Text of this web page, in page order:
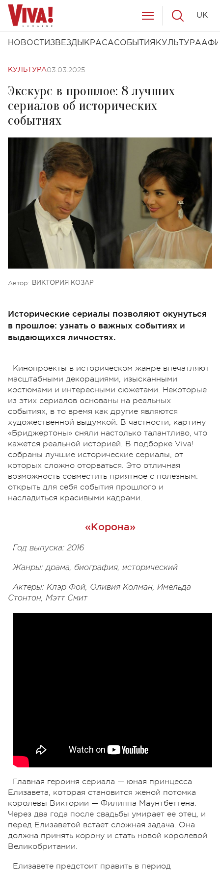
НОВОСТИ ЗВЕЗДЫ КРАСАСОБЫТИЯ КУЛЬТУРА
UK
КУЛЬТУРА03.03.2025
Экскурс в прошлое: 8 лучших
сериалов об исторических
событиях
Автор: ВИКТОРИЯ КОЗАР
Исторические сериалы позволяют окунуться
в прошлое: узнать о важных событиях и
выдающихся личностях.
Кинопроекты в историческом жанре впечатляют
масштабными декорациями, изысканными
костюмами и интересными сюжетами. Некоторые
из этих сериалов основаны на реальных
событиях, в то время как другие являются
художественной выдумкой. В частности, картину
«Бриджертоны» сняли настолько талантливо, что
кажется реальной историей. В подборке Viva!
собраны лучшие исторические сериалы, от
которых сложно оторваться. Это отличная
возможность совместить приятное с полезным:
открыть для себя события прошлого и
насладиться красивыми кадрами.
«Корона»
Год выпуска: 2016
Жанры: драма, биография, исторический
Актеры: Клэр Фой, Оливия Колман, Имельда
Стонтон, Мэтт Смит
Главная героиня сериала — юная принцесса
Елизавета, которая становится женой потомка
королевы Виктории — Филиппа Маунтбеттена.
Через два года после свадьбы умирает ее отец, и
перед Елизаветой встает сложная задача. Она
должна принять корону и стать новой королевой
Великобритании.
Елизавете предстоит править в период